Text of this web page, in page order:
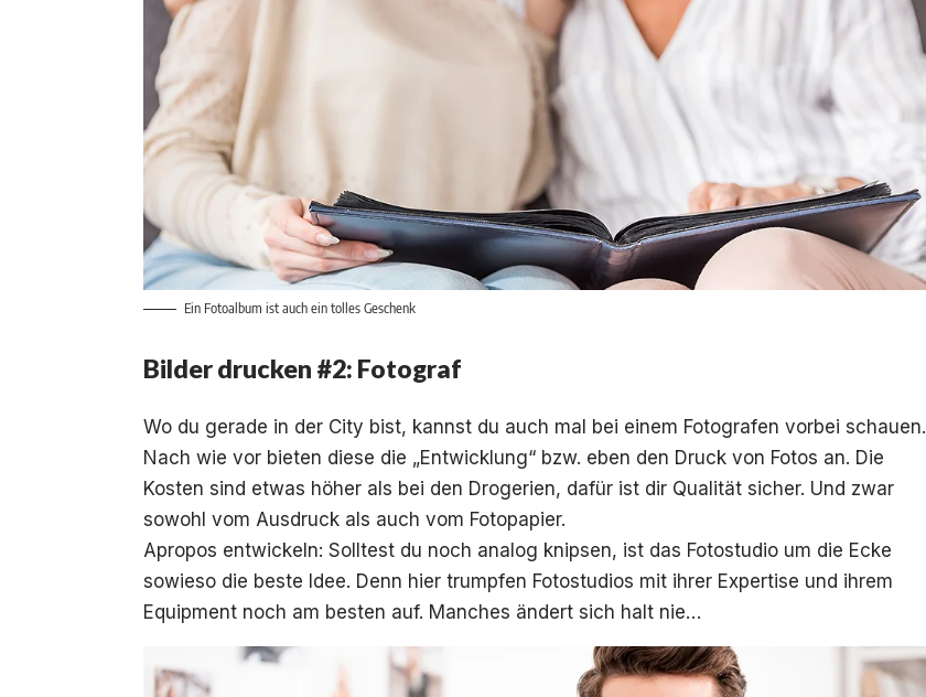
Ein Fotoalbum ist auch ein tolles Geschenk
Bilder drucken #2: Fotograf
Wo du gerade in der City bist, kannst du auch mal bei einem Fotografen vorbei schauen.
Nach wie vor bieten diese die „Entwicklung“ bzw. eben den Druck von Fotos an. Die
Kosten sind etwas höher als bei den Drogerien, dafür ist dir Qualität sicher. Und zwar
sowohl vom Ausdruck als auch vom Fotopapier.
Apropos entwickeln: Solltest du noch analog knipsen, ist das Fotostudio um die Ecke
sowieso die beste Idee. Denn hier trumpfen Fotostudios mit ihrer Expertise und ihrem
Equipment noch am besten auf. Manches ändert sich halt nie…